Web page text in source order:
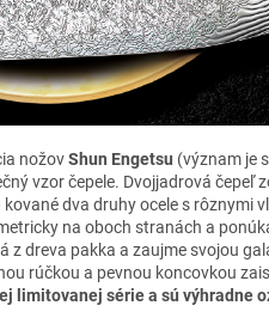
nožovShun Engetsu (význam je
vzor čepele. Dvojjadrová čepeľ
dva druhy ocele s rôznymi
na oboch stranách a
dreva pakka a zaujme svojou
rúčkou a pevnou koncovkou
limitovanej série a sú výhradne